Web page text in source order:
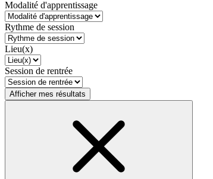
Modalité d'apprentissage
Rythme de session
Lieu(x)
Session de rentrée
Afficher mes résultats